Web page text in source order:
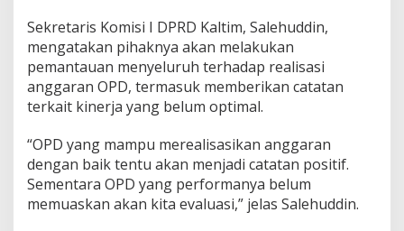
s
a
s
i
A
n
g
a
r
a
n
–
Sekretaris Komisi I DPRD Kaltim, Salehuddin,
mengatakan pihaknya akan melakukan
pemantauan menyeluruh terhadap realisasi
anggaran OPD, termasuk memberikan catatan
terkait kinerja yang belum optimal.
“OPD yang mampu merealisasikan anggaran
dengan baik tentu akan menjadi catatan positif.
Sementara OPD yang performanya belum
memuaskan akan kita evaluasi,” jelas Salehuddin.